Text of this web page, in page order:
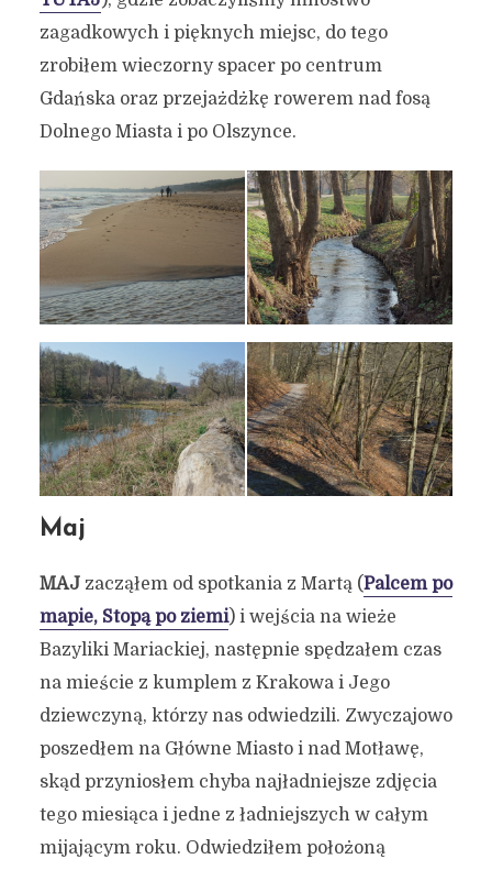
zagadkowych i pięknych miejsc, do tego
zrobiłem wieczorny spacer po centrum
Gdańska oraz przejażdżkę rowerem nad fosą
Dolnego Miasta i po Olszynce.
Maj
MAJ zacząłem od spotkania z Martą (Palcem po
mapie, Stopą po ziemi) i wejścia na wieże
Bazyliki Mariackiej, następnie spędzałem czas
na mieście z kumplem z Krakowa i Jego
dziewczyną, którzy nas odwiedzili. Zwyczajowo
poszedłem na Główne Miasto i nad Motławę,
skąd przyniosłem chyba najładniejsze zdjęcia
tego miesiąca i jedne z ładniejszych w całym
mijającym roku. Odwiedziłem położoną